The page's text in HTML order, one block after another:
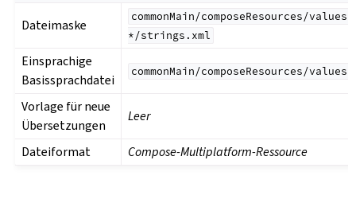
Dateimaske
commonMain/composeResources/values-
*/strings.xml
Einsprachige
Basissprachdatei
commonMain/composeResources/
Vorlage für neue
Übersetzungen
Leer
Dateiformat Compose-Multiplatform-Ressource